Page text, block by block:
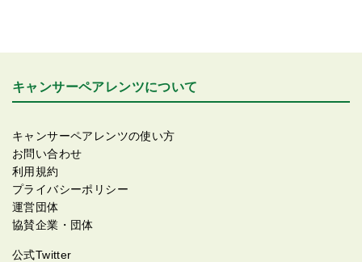
キャンサーペアレンツについて
キャンサーペアレンツの使い方
お問い合わせ
利用規約
プライバシーポリシー
運営団体
協賛企業・団体
公式Twitter